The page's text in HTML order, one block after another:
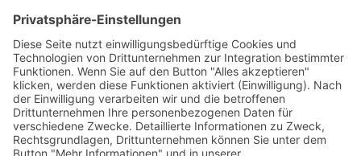
Offices
Entdecken
m.next
m.guest
Misc
News
Jobs